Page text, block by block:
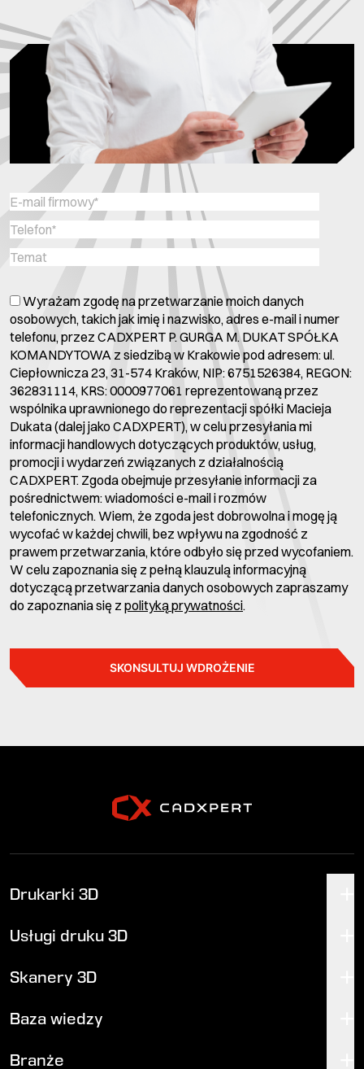
Wyrażam zgodę na przetwarzanie moich danych
osobowych, takich jak imię i nazwisko, adres e-mail i numer
telefonu, przez CADXPERT P. GURGA M. DUKAT SPÓŁKA
KOMANDYTOWA z siedzibą w Krakowie pod adresem: ul.
Ciepłownicza 23, 31-574 Kraków, NIP: 6751526384, REGON:
362831114, KRS: 0000977061 reprezentowaną przez
wspólnika uprawnionego do reprezentacji spółki Macieja
Dukata (dalej jako CADXPERT), w celu przesyłania mi
informacji handlowych dotyczących produktów, usług,
promocji i wydarzeń związanych z działalnością
CADXPERT. Zgoda obejmuje przesyłanie informacji za
pośrednictwem: wiadomości e-mail i rozmów
telefonicznych. Wiem, że zgoda jest dobrowolna i mogę ją
wycofać w każdej chwili, bez wpływu na zgodność z
prawem przetwarzania, które odbyło się przed wycofaniem.
W celu zapoznania się z pełną klauzulą informacyjną
dotyczącą przetwarzania danych osobowych zapraszamy
do zapoznania się z polityką prywatności.
SKONSULTUJ WDROŻENIE
Drukarki 3D
Usługi druku 3D
Skanery 3D
Baza wiedzy
Branże